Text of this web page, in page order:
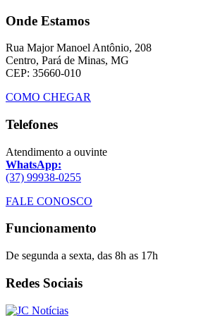
Onde Estamos
Rua Major Manoel Antônio, 208
Centro, Pará de Minas, MG
CEP: 35660-010
COMO CHEGAR
Telefones
Atendimento a ouvinte
WhatsApp:
(37) 99938-0255
FALE CONOSCO
Funcionamento
De segunda a sexta, das 8h as 17h
Redes Sociais